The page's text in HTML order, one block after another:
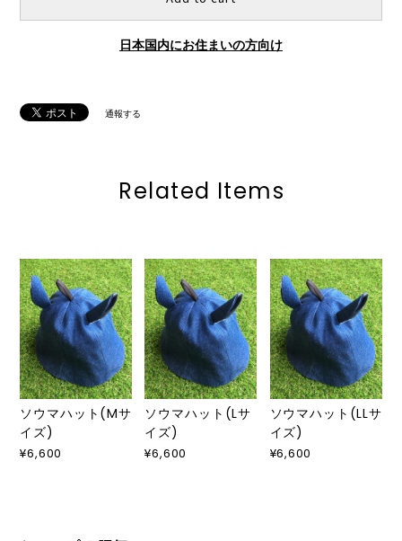
日本国内にお住まいの方向け
通報する
Related Items
ソウマハット(Mサ
イズ)
¥6,600
ソウマハット(Lサ
イズ)
¥6,600
ソウマハット(LLサ
イズ)
¥6,600